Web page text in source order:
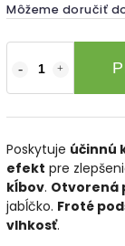
Môžeme doručiť
Poskytuje účinnú
efekt pre
kĺbov. Otvorená
jabĺčko. Froté
vlhkosť.